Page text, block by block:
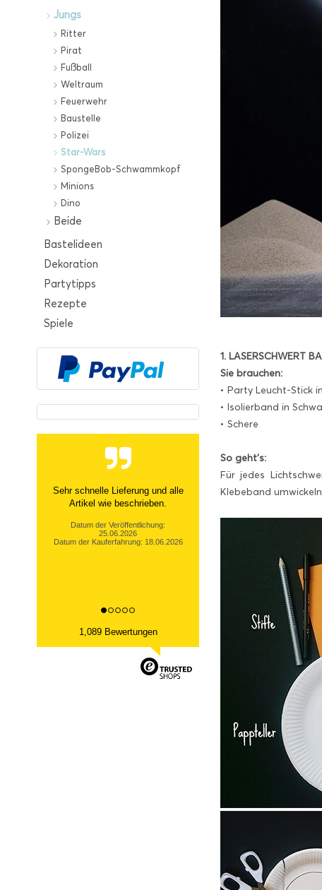
Jungs
Ritter
Pirat
Fußball
Weltraum
Feuerwehr
Baustelle
Polizei
Star-Wars
SpongeBob-Schwammkopf
Minions
Dino
Beide
Bastelideen
Dekoration
Partytipps
Rezepte
Spiele
Sehr netter Kontakt, zügige Info
über nicht- Verfügbarkeit und
Datum der Veröffentlichung:
13.03.2026
1,089 Bewertungen
1. LASERSCHWERT
Sie brauchen:
• Party Leucht-Stick
• Isolierband in
• Schere
So geht’s:
Für jedes
Klebeband